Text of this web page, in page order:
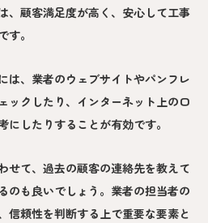
、顧客満足度が高く、安心して工事
。
は、業者のウェブサイトやパンフレ
ックしたり、インターネット上の口
にしたりすることが有効です。
せて、過去の顧客の連絡先を教えて
のも良いでしょう。業者の担当者の
信頼性を判断する上で重要な要素と